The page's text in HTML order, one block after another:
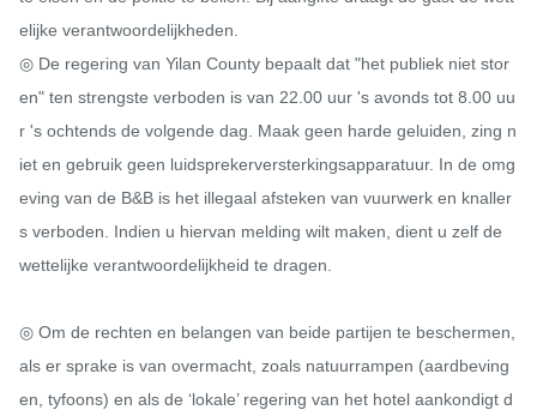
elijke verantwoordelijkheden.
◎ De regering van Yilan County bepaalt dat "het publiek niet stor
en" ten strengste verboden is van 22.00 uur 's avonds tot 8.00 uu
r 's ochtends de volgende dag. Maak geen harde geluiden, zing n
iet en gebruik geen luidsprekerversterkingsapparatuur. In de omg
eving van de B&B is het illegaal afsteken van vuurwerk en knaller
s verboden. Indien u hiervan melding wilt maken, dient u zelf de
wettelijke verantwoordelijkheid te dragen.
◎ Om de rechten en belangen van beide partijen te beschermen,
als er sprake is van overmacht, zoals natuurrampen (aardbeving
en, tyfoons) en als de ‘lokale’ regering van het hotel aankondigt d